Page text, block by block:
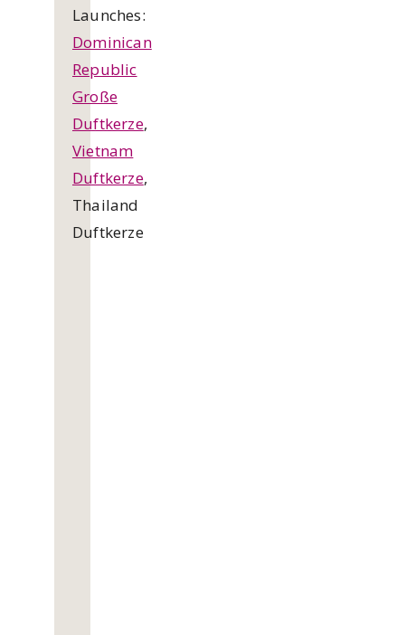
Launches:
Dominican
Republic
Große
Duftkerze,
Vietnam
Duftkerze,
Thailand
Duftkerze